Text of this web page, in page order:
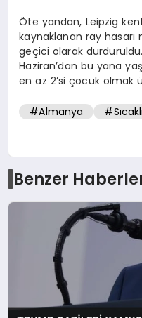
Öte yandan, Leipzig
kaynaklanan ray
geçici olarak
Haziran’dan bu yana
en az 2’si çocuk olmak
#Almanya
Benzer